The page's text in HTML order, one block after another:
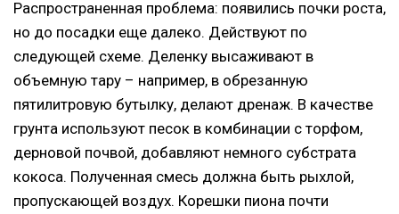
Распространенная проблема: появились почки роста,
но до посадки еще далеко. Действуют по
следующей схеме. Деленку высаживают в
объемную тару – например, в обрезанную
пятилитровую бутылку, делают дренаж. В качестве
грунта используют песок в комбинации с торфом,
дерновой почвой, добавляют немного субстрата
кокоса. Полученная смесь должна быть рыхлой,
пропускающей воздух. Корешки пиона почти